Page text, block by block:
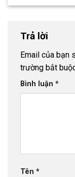
Trả lời
Email của bạn
trường bắt
Bình luận *
Tên *